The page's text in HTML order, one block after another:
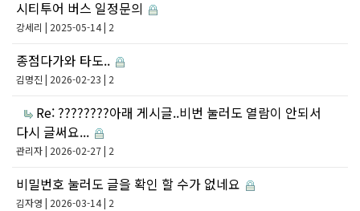
시티투어 버스 일정문의
강세리 | 2025-05-14 | 2
종점다가와 타도..
김명진 | 2026-02-23 | 2
Re: ????????아래 게시글..비번 눌러도 열람이 안되서
다시 글써요...
관리자| 2026-02-27 | 2
비밀번호 눌러도 글을 확인 할 수가 없네요
김자영 | 2026-03-14 | 2